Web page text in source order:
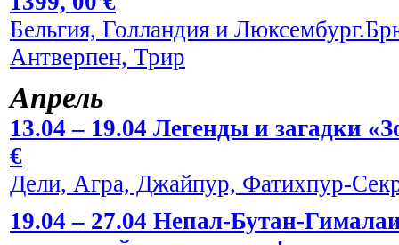
Бельгия, Голландия и
Антверпен, Трир
Апрель
13.04 – 19.04 Легенды и загадки
€
Дели, Агра, Джайпур, Фатихпур-
19.04 – 27.04 Непал-Бутан-